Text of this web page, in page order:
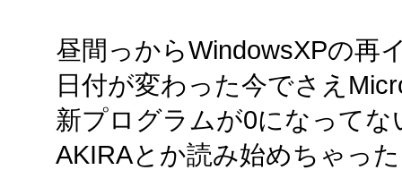
昼間っからWindowsXPの再
日付が変わった今でさえ
新プログラムが0になって
AKIRAとか読み始めちゃっ